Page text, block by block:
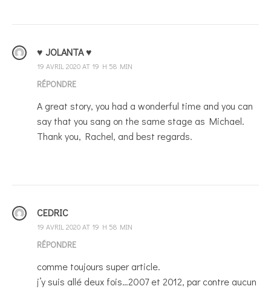
♥ JOLANTA ♥
19 AVRIL 2020 AT 19 H 58 MIN
RÉPONDRE
A great story, you had a wonderful time and you can
say that you sang on the same stage as Michael.
Thank you, Rachel, and best regards.
CEDRIC
19 AVRIL 2020 AT 19 H 58 MIN
RÉPONDRE
comme toujours super article.
j’y suis allé deux fois…2007 et 2012, par contre aucun